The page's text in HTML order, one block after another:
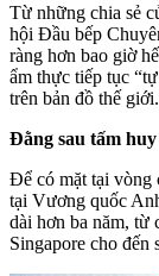
Từ những chia sẻ
hội Đầu bếp
ràng hơn bao giờ
ẩm thực tiếp tục
trên bản đồ thế giới.
Đằng sau tấm
Để có mặt tại vòng
tại Vương quốc
dài hơn ba năm, từ
Singapore cho đến